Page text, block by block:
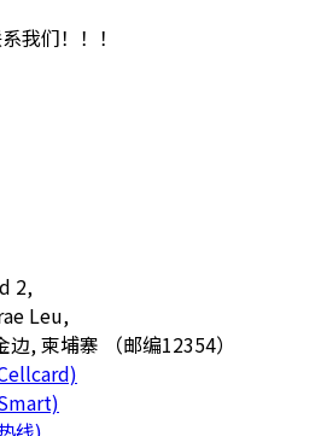
我们！！！
2,
Leu,
边, 柬埔寨 （邮编12354）